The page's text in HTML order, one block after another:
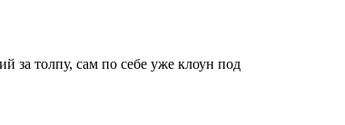
за толпу, сам по себе уже клоун под